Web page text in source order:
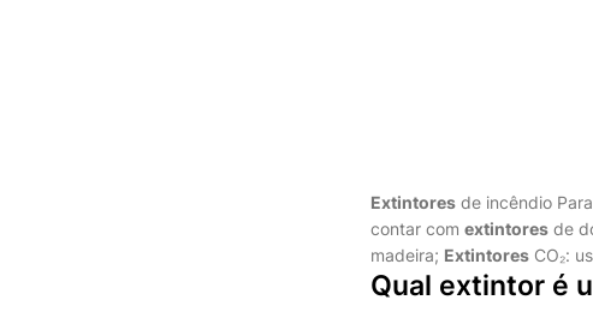
Extintores de incêndio
contar com extintores de
madeira; Extintores CO₂:
Qual extintor é